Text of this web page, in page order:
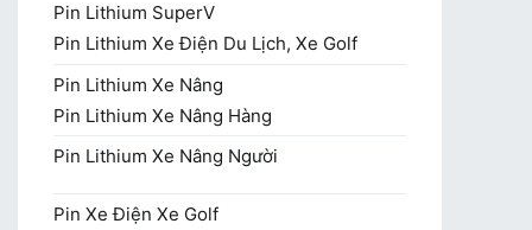
Pin Lithium SuperV
Pin Lithium Xe Điện Du Lịch, Xe Golf
Pin Lithium Xe Nâng
Pin Lithium Xe Nâng Hàng
Pin Lithium Xe Nâng Người
Pin Xe Điện Xe Golf